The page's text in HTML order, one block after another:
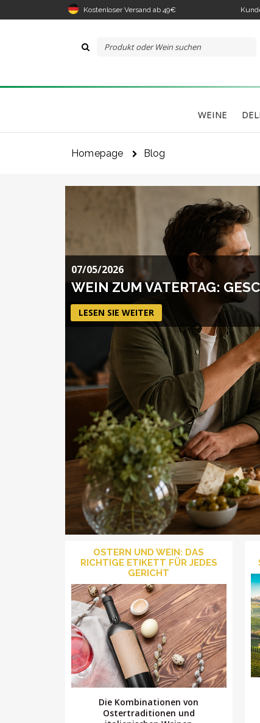
Kostenloser Versand ab 49€
WEINE
Homepage Blog
07/05/2026
WEIN ZUM VATERTAG:
LESEN SIE WEITER
OSTERN UND WEIN: DAS
RICHTIGE ETIKETT FÜR JEDES
GERICHT
Die Kombinationen von
Ostertraditionen und